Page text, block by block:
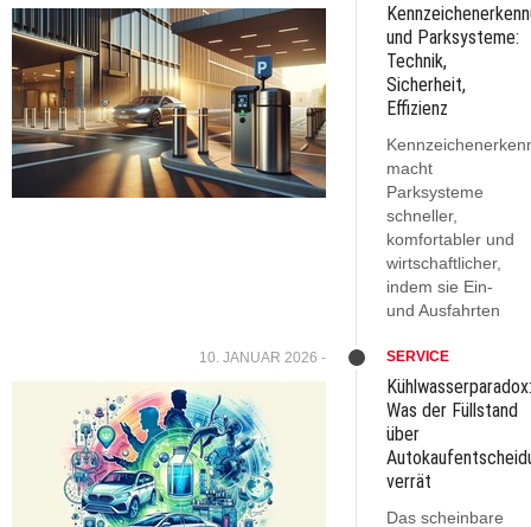
und Parksysteme:
Technik,
Sicherheit,
Effizienz
macht
Parksysteme
schneller,
komfortabler und
wirtschaftlicher,
indem sie Ein-
und Ausfahrten
10. JANUAR 2026 - SERVICE
Kühlwasserparadox:
Was der Füllstand
über
verrät
Das scheinbare